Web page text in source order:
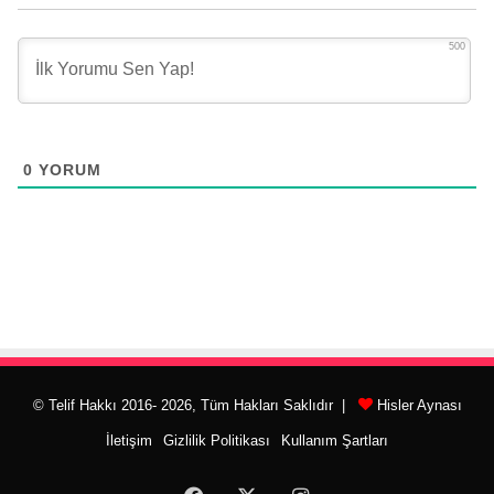
500
0 YORUM
© Telif Hakkı 2016- 2026, Tüm Hakları Saklıdır | Hisler Aynası
İletişim Gizlilik Politikası Kullanım Şartları